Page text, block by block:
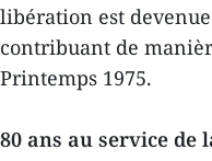
libération est
contribuant de
Printemps 1975.
80 ans au service de